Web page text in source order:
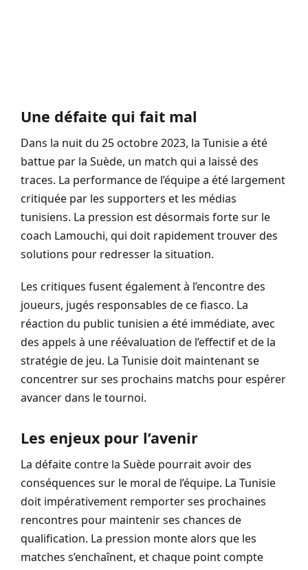
Une défaite qui fait mal
Dans la nuit du 25 octobre 2023, la Tunisie a été
battue par la Suède, un match qui a laissé des
traces. La performance de l’équipe a été largement
critiquée par les supporters et les médias
tunisiens. La pression est désormais forte sur le
coach Lamouchi, qui doit rapidement trouver des
solutions pour redresser la situation.
Les critiques fusent également à l’encontre des
joueurs, jugés responsables de ce fiasco. La
réaction du public tunisien a été immédiate, avec
des appels à une réévaluation de l’effectif et de la
stratégie de jeu. La Tunisie doit maintenant se
concentrer sur ses prochains matchs pour espérer
avancer dans le tournoi.
Les enjeux pour l’avenir
La défaite contre la Suède pourrait avoir des
conséquences sur le moral de l’équipe. La Tunisie
doit impérativement remporter ses prochaines
rencontres pour maintenir ses chances de
qualification. La pression monte alors que les
matches s’enchaînent, et chaque point compte